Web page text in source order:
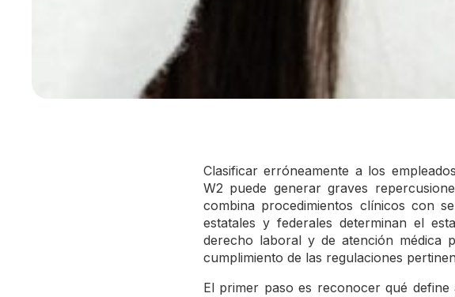
Clasificar erróneamente a los
W2 puede generar graves
combina procedimientos clínicos con
estatales y federales determinan el
derecho laboral y de atención médica
cumplimiento de las regulaciones
El primer paso es reconocer qué